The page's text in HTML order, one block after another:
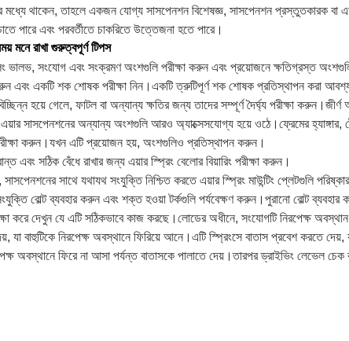
মধ্যে থাকেন, তাহলে একজন যোগ্য সাসপেনশন বিশেষজ্ঞ, সাসপেনশন প্রস্তুতকারক বা
পারে এবং পরবর্তীতে চাকরিতে উত্তেজনা হতে পারে।
মনে রাখা গুরুত্বপূর্ণ টিপস
ভালভ, সংযোগ এবং সংক্রমণ অংশগুলি পরীক্ষা করুন এবং প্রয়োজনে ক্ষতিগ্রস্ত
এবং একটি শক শোষক পরীক্ষা নিন।একটি ত্রুটিপূর্ণ শক শোষক প্রতিস্থাপন করা
হয়ে গেলে, ফাটল বা অন্যান্য ক্ষতির জন্য তাদের সম্পূর্ণ দৈর্ঘ্য পরীক্ষা
এয়ার সাসপেনশনের অন্যান্য অংশগুলি আরও অ্যাক্সেসযোগ্য হয়ে ওঠে।ফ্রেমের হ্যাঙ্গার,
পরীক্ষা করুন।যখন এটি প্রয়োজন হয়, অংশগুলিও প্রতিস্থাপন করুন।
এবং সঠিক বেঁধে রাখার জন্য এয়ার স্প্রিং বেলোর বিয়ারিং পরীক্ষা করুন।
সাথে যথাযথ সংযুক্তি নিশ্চিত করতে এয়ার স্প্রিং মাউন্টিং প্লেটগুলি
বোল্ট ব্যবহার করুন এবং শক্ত হওয়া টর্কগুলি পর্যবেক্ষণ করুন।পুরানো বোল্ট
করে দেখুন যে এটি সঠিকভাবে কাজ করছে।লোডের অধীনে, সংযোগটি নিরপেক্ষ
যা বাহুটিকে নিরপেক্ষ অবস্থানে ফিরিয়ে আনে।এটি স্প্রিংসে বাতাস প্রবেশ করতে
অবস্থানে ফিরে না আসা পর্যন্ত বাতাসকে পালাতে দেয়।তারপর ড্রাইভিং লেভেল